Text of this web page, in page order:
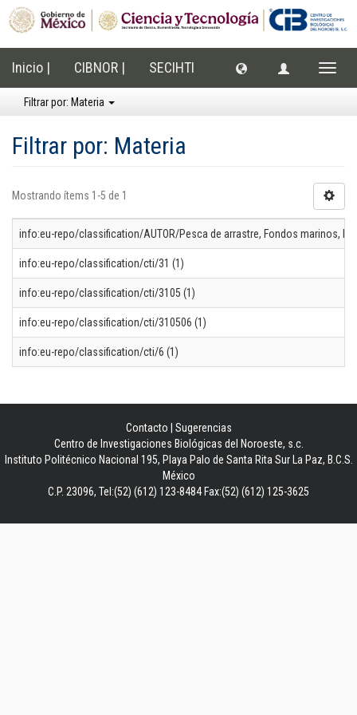
Inicio | CIBNOR | SECIHTI
Filtrar por: Materia
Filtrar por: Materia
Mostrando ítems 1-5 de 1
info:eu-repo/classification/AUTOR/Pesca de arrastre, Fondos marinos,
info:eu-repo/classification/cti/31 (1)
info:eu-repo/classification/cti/3105 (1)
info:eu-repo/classification/cti/310506 (1)
info:eu-repo/classification/cti/6 (1)
Contacto
Sugerencias
Centro de Investigaciones Biológicas del Noroeste, s.c.
Instituto Politécnico Nacional 195, Playa Palo de Santa Rita Sur La Paz, B.C.S.
México
C.P. 23096, Tel:(52) (612) 123-8484 Fax:(52) (612) 125-3625